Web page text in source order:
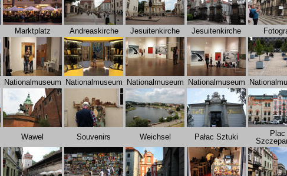
Marktplatz Andreaskirche Jesuitenkirche Jesuitenkirche
Nationalmuseum Nationalmuseum Nationalmuseum Nationalmuseum
Wawel Souvenirs Weichsel Pałac Sztuki
Plac